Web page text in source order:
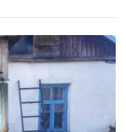
сообщение о
жительницу на
неизвестный